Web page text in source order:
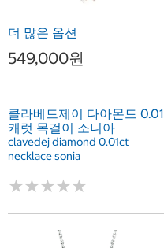
더 많은 옵션
549,000원
클라베드제이 다아몬드 0.01
캐럿 목걸이 소니아
clavedej diamond 0.01ct
necklace sonia
★★★★★
★★★★★